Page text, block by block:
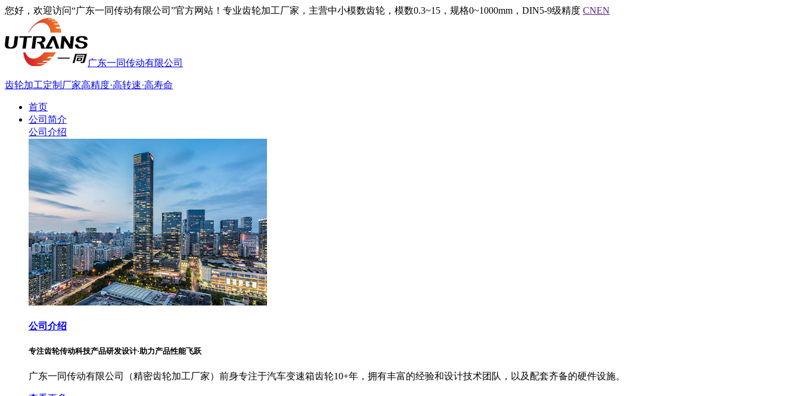
您好，欢迎访问“广东一同传动有限公司”官方网站！专业齿轮加工厂家，主营中小模数齿轮，模数0.3~15，规格0~1000mm，DIN5-9级精度 CNEN
广东一同传动有限公司
齿轮加工定制厂家高精度·高转速·高寿命
首页
公司简介
公司介绍
公司介绍
专注齿轮传动科技产品研发设计·助力产品性能飞跃
广东一同传动有限公司（精密齿轮加工厂家）前身专注于汽车变速箱齿轮10+年，拥有丰富的经验和设计技术团队，以及配套齐备的硬件设施。